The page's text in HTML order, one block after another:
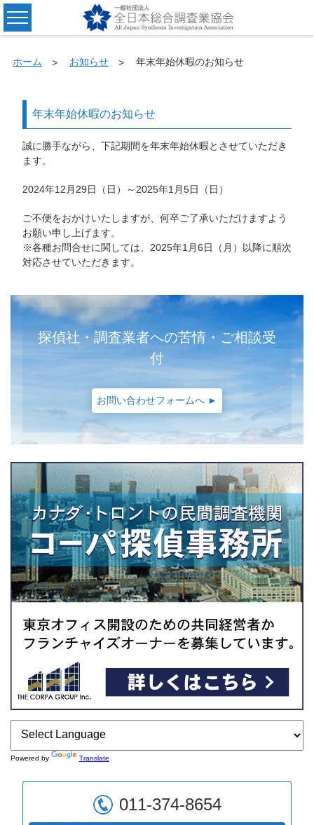
ホーム お知らせ 年末年始休暇のお知らせ
年末年始休暇のお知らせ
誠に勝手ながら、下記期間を年末年始休暇とさせていただき
ます。
2024年12月29日（日）～2025年1月5日（日）
ご不便をおかけいたしますが、何卒ご了承いただけますよう
お願い申し上げます。
※各種お問合せに関しては、2025年1月6日（月）以降に順次
対応させていただきます。
探偵社・調査業者への苦情・ご相談受
付
お問い合わせフォームへ ►
Powered by Translate
011-374-8654